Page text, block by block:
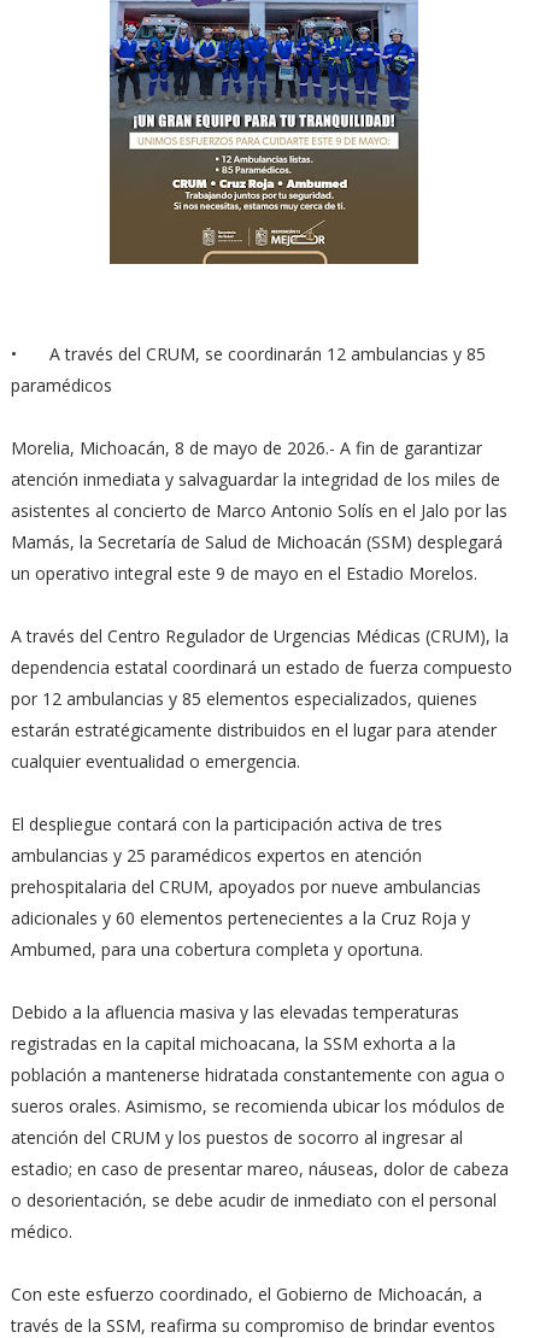
•
A través del CRUM, se coordinarán 12 ambulancias y 85
paramédicos
Morelia, Michoacán, 8 de mayo de 2026.- A fin de garantizar
atención inmediata y salvaguardar la integridad de los miles de
asistentes al concierto de Marco Antonio Solís en el Jalo por las
Mamás, la Secretaría de Salud de Michoacán (SSM) desplegará
un operativo integral este 9 de mayo en el Estadio Morelos.
A través del Centro Regulador de Urgencias Médicas (CRUM), la
dependencia estatal coordinará un estado de fuerza compuesto
por 12 ambulancias y 85 elementos especializados, quienes
estarán estratégicamente distribuidos en el lugar para atender
cualquier eventualidad o emergencia.
El despliegue contará con la participación activa de tres
ambulancias y 25 paramédicos expertos en atención
prehospitalaria del CRUM, apoyados por nueve ambulancias
adicionales y 60 elementos pertenecientes a la Cruz Roja y
Ambumed, para una cobertura completa y oportuna.
Debido a la afluencia masiva y las elevadas temperaturas
registradas en la capital michoacana, la SSM exhorta a la
población a mantenerse hidratada constantemente con agua o
sueros orales. Asimismo, se recomienda ubicar los módulos de
atención del CRUM y los puestos de socorro al ingresar al
estadio; en caso de presentar mareo, náuseas, dolor de cabeza
o desorientación, se debe acudir de inmediato con el personal
médico.
Con este esfuerzo coordinado, el Gobierno de Michoacán, a
través de la SSM, reafirma su compromiso de brindar eventos